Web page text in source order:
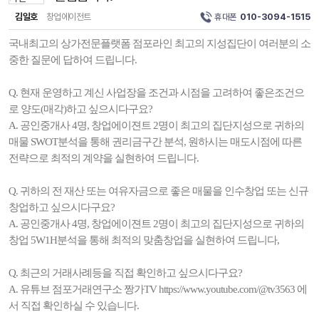
김일호 창업에이전트 휴대폰 010-3094-1515
국내최고의 상가전문플랫폼 점포라인 최고의 지성집단이 여러분의 소
중한 질문에 답하여 드립니다.
Q. 현재 운영하고 계신 사업장을 조건과 시점을 고려하여 좋은조건으
로 양도(매각)하고 싶으시다구요?
A. 공인중개사 4명, 창업에이젼트 2명이 최고의 집단지성으로 귀하의
매물 SWOT분석을 통해 권리금구간 분석, 원하시는 매도시점에 따른
전략으로 최적의 계약을 실현하여 드립니다.
Q. 귀하의 전 재산 또는 여유자금으로 좋은 매물을 인수창업 또는 신규
창업하고 싶으시다구요?
A. 공인중개사 4명, 창업에이젼트 2명이 최고의 집단지성으로 귀하의
창업 5W1H분석을 통해 최적의 맞춤창업을 실현하여 드립니다,
Q. 최근의 거래사례등을 직접 확인하고 싶으시다구요?
A. 유튜브 점포거래연구소 짱가TV https://www.youtube.com/@tv3563 에
서 직접 확인하실 수 있습니다.